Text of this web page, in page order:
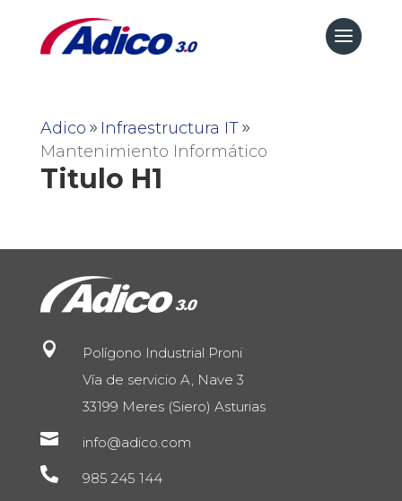
Adico
Infraestructura IT
Mantenimiento Informático
Titulo H1

Polígono Industrial Proni
Vía de servicio A, Nave 3
33199 Meres (Siero) Asturias
 info@adico.com
 985 245 144